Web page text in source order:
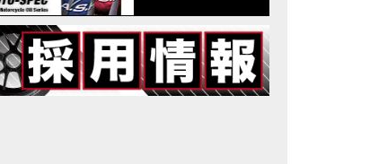
【バイク女子】ごめんなさい。大切なツーリングでやらかしてしまっ
【バイク女子】下道444kmぶっ通しで走った結果がヤバかった
【バイク女子】最安！三重→東京〇〇〇円で行けちゃった
新型スーパーカブ110レビュー！C125 CT125で女子ツーリング 最高